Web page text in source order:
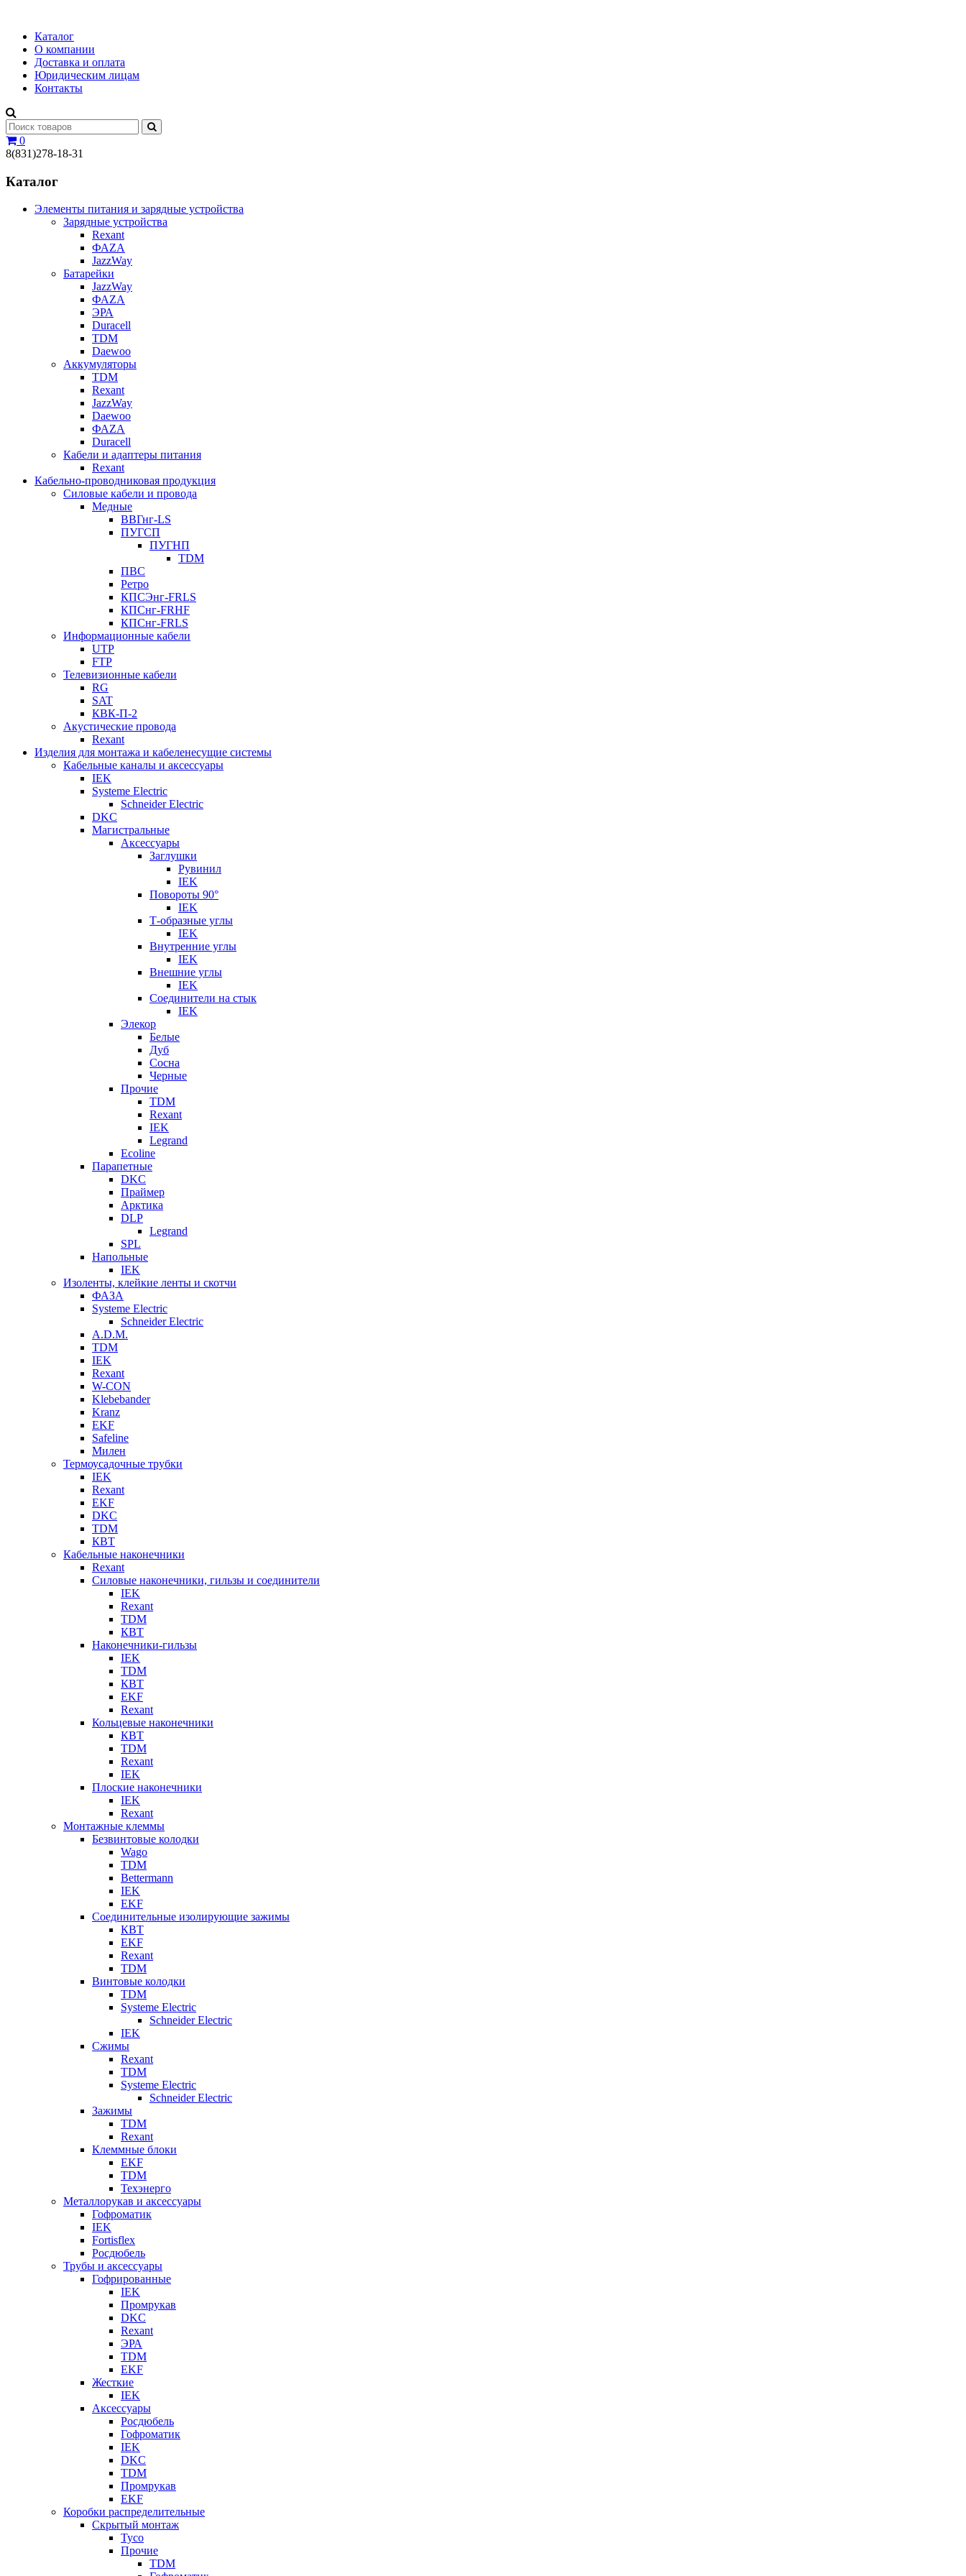
Каталог
О компании
Доставка и оплата
Юридическим лицам
Контакты
0
8(831)278-18-31
Каталог
Элементы питания и зарядные устройства
Зарядные устройства
Rexant
ФАZА
JazzWay
Батарейки
JazzWay
ФАZА
ЭРА
Duracell
TDM
Daewoo
Аккумуляторы
TDM
Rexant
JazzWay
Daewoo
ФАZА
Duracell
Кабели и адаптеры питания
Rexant
Кабельно-проводниковая продукция
Силовые кабели и провода
Медные
ВВГнг-LS
ПУГСП
ПУГНП
TDM
ПВС
Ретро
КПСЭнг-FRLS
КПСнг-FRHF
КПСнг-FRLS
Информационные кабели
UTP
FTP
Телевизионные кабели
RG
SAT
КВК-П-2
Акустические провода
Rexant
Изделия для монтажа и кабеленесущие системы
Кабельные каналы и аксессуары
IEK
Systeme Electric
Schneider Electric
DKC
Магистральные
Аксессуары
Заглушки
Рувинил
IEK
Повороты 90°
IEK
Т-образные углы
IEK
Внутренние углы
IEK
Внешние углы
IEK
Соединители на стык
IEK
Элекор
Белые
Дуб
Сосна
Черные
Прочие
TDM
Rexant
IEK
Legrand
Ecoline
Парапетные
DKC
Праймер
Арктика
DLP
Legrand
SPL
Напольные
IEK
Изоленты, клейкие ленты и скотчи
ФАЗА
Systeme Electric
Schneider Electric
A.D.M.
TDM
IEK
Rexant
W-CON
Klebebander
Kranz
EKF
Safeline
Милен
Термоусадочные трубки
IEK
Rexant
EKF
DKC
TDM
КВТ
Кабельные наконечники
Rexant
Силовые наконечники, гильзы и соединители
IEK
Rexant
TDM
КВТ
Наконечники-гильзы
IEK
TDM
КВТ
EKF
Rexant
Кольцевые наконечники
КВТ
TDM
Rexant
IEK
Плоские наконечники
IEK
Rexant
Монтажные клеммы
Безвинтовые колодки
Wago
TDM
Bettermann
IEK
EKF
Соединительные изолирующие зажимы
КВТ
EKF
Rexant
TDM
Винтовые колодки
TDM
Systeme Electric
Schneider Electric
IEK
Сжимы
Rexant
TDM
Systeme Electric
Schneider Electric
Зажимы
TDM
Rexant
Клеммные блоки
EKF
TDM
Техэнерго
Металлорукав и аксессуары
Гофроматик
IEK
Fortisflex
Росдюбель
Трубы и аксессуары
Гофрированные
IEK
Промрукав
DKC
Rexant
ЭРА
TDM
EKF
Жесткие
IEK
Аксессуары
Росдюбель
Гофроматик
IEK
DKC
TDM
Промрукав
EKF
Коробки распределительные
Скрытый монтаж
Tyco
Прочие
TDM